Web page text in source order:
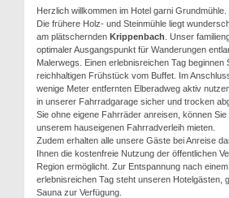
Herzlich willkommen im Hotel garni Grundmühle.
Die frühere Holz- und Steinmühle liegt
am plätschernden Krippenbach . Unser
optimaler Ausgangspunkt für Wanderungen
Malerwegs. Einen erlebnisreichen Tag beginnen
reichhaltigen Frühstück vom Buffet. Im
wenige Meter entfernten Elberadweg aktiv
in unserer Fahrradgarage sicher und trocken
Sie ohne eigene Fahrräder anreisen, können
unserem hauseigenen Fahrradverleih mieten.
Zudem erhalten alle unsere Gäste bei Anreise
Ihnen die kostenfreie Nutzung der öffentlichen
Region ermöglicht. Zur Entspannung nach
erlebnisreichen Tag steht unseren Hotelgästen,
Sauna zur Verfügung.